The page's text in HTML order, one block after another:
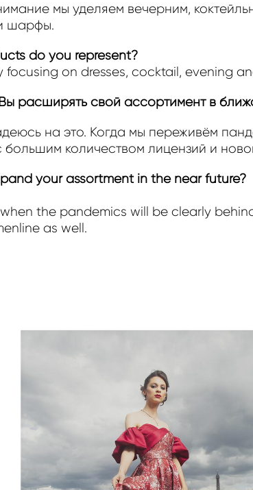
мы уделяем вечерним,
шарфы.
do you represent?
focusing on dresses, cocktail, evening
расширять свой ассортимент в
на это. Когда мы переживём
большим количеством лицензий и
your assortment in the near future?
the pandemics will be clearly
as well.